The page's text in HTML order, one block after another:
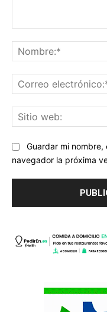
Guardar mi
navegador la próxima